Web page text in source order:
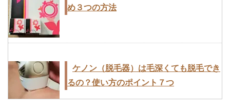
め３つの方法
ケノン（脱毛器）は毛深くても脱毛でき
るの？使い方のポイント７つ